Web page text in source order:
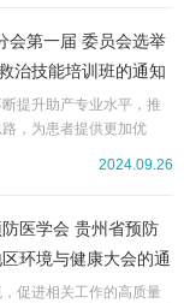
。现将会议有关事宜通知
位：四川省妇...
会第一届 委员会选举
治技能培训班的通知
提升助产专业水平，推
，为患者提供更加优
婴安全管理分会第一届委
。现将有关事宜通知如
14:...
2024.09.26
医学会 贵州省预防
环境与健康大会的通
促进相关工作的高质量